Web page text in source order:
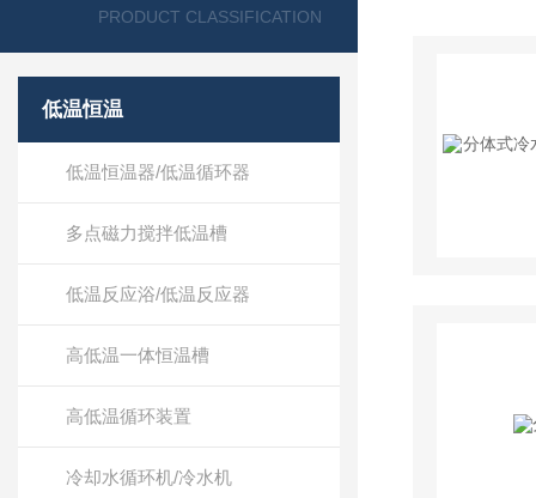
PRODUCT CLASSIFICATION
低温恒温
低温恒温器/低温循环器
多点磁力搅拌低温槽
低温反应浴/低温反应器
高低温一体恒温槽
高低温循环装置
冷却水循环机/冷水机